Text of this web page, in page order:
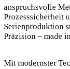
anspruchsvolle
Prozesssicherheit
Serienproduktion
Präzision – made
Mit modernster